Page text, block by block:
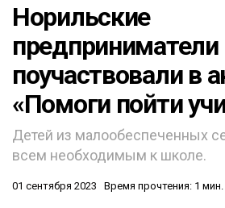
Норильские
предприниматели
поучаствовали в
«Помоги пойти
Детей из малообеспеченных
всем необходимым к школе.
01 сентября 2023 Время прочтения: 1 мин.